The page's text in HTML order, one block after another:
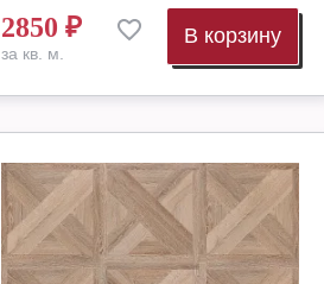
2850 ₽
за кв. м.
В корзину